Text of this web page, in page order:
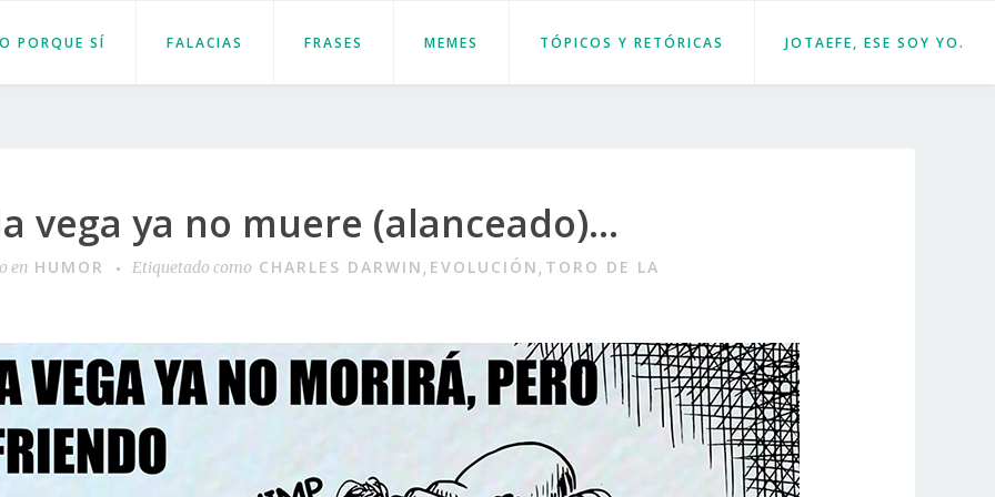
PORQUE SÍ FALACIAS FRASES MEMES TÓPICOS Y RETÓRICAS JOTAEFE, ESE SOY YO.
vega ya no muere (alanceado)…
en HUMOR Etiquetado como CHARLES DARWIN, EVOLUCIÓN, TORO DE LA